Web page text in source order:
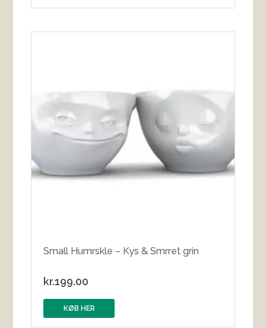
Small Humrskle – Kys & Smrret grin
kr.199.00
KØB HER